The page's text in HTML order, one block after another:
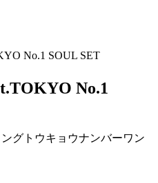
No.1 SOUL SET
No.1
グトウキョウナンバーワン